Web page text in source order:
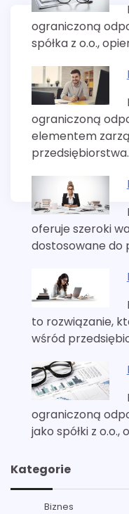
ograniczoną
spółka z o.o.,
ograniczoną
elementem
oferuje szeroki
dostosowane do
to rozwiązanie,
wśród
ograniczoną
jako spółki z o.o.,
Nawigacja
wpisu
Kategorie
Biznes